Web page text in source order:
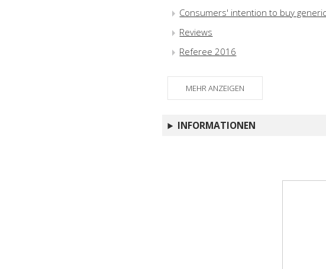
Consumers' intention to buy
Reviews
Referee 2016
MEHR ANZEIGEN
INFORMATIONEN